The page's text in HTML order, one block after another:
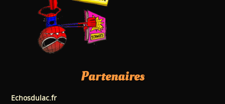
Partenaires
Echosdulac.fr